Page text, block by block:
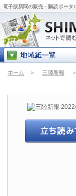
電子版新聞の販売・購読ポー
ホーム ＞ 三陸新報